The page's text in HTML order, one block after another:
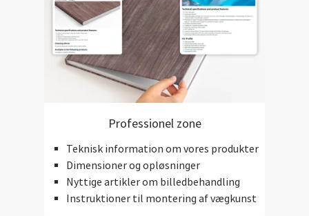
Professionel zone
Teknisk information om vores produkter
Dimensioner og opløsninger
Nyttige artikler om billedbehandling
Instruktioner til montering af vægkunst